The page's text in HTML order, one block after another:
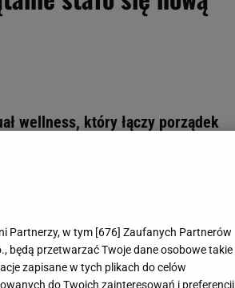
wellness, który łączy porządek
obowiązki w chwile spokoju i
Partnerzy, w tym [676] Zaufanych Partnerów
będą przetwarzać Twoje dane osobowe takie
zapisane w tych plikach do celów
do Twoich zainteresowań i preferencji